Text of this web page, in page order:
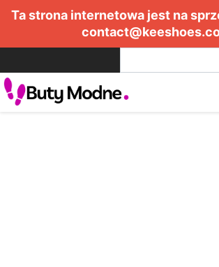
Ta strona internetowa jest na